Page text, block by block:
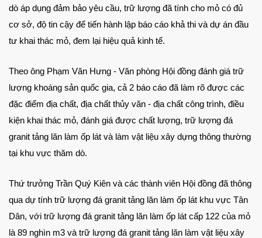
dò áp dụng đảm bảo yêu cầu, trữ lượng đã tính cho mỏ có đủ
cơ sở, độ tin cậy để tiến hành lập báo cáo khả thi và dự án đầu
tư khai thác mỏ, đem lại hiệu quả kinh tế.
Theo ông Phạm Văn Hưng - Văn phòng Hội đồng đánh giá trữ
lượng khoáng sản quốc gia, cả 2 báo cáo đã làm rõ được các
đặc điểm địa chất, địa chất thủy văn - địa chất công trình, điều
kiện khai thác mỏ, đánh giá được chất lượng, trữ lượng đá
granit tảng lăn làm ốp lát và làm vật liệu xây dựng thông thường
tại khu vực thăm dò.
Thứ trưởng Trần Quý Kiên và các thành viên Hội đồng đã thông
qua dự tính trữ lượng đá granit tảng lăn làm ốp lát khu vực Tân
Dân, với trữ lượng đá granit tảng lăn làm ốp lát cấp 122 của mỏ
là 89 nghìn m3 và trữ lượng đá granit tảng lăn làm vật liệu xây